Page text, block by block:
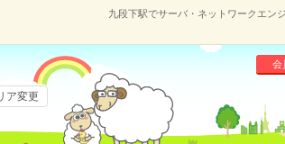
九段下駅でサーバ・ネットワークエン
会
ア変更